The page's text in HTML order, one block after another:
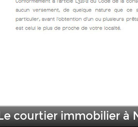
courtier immobilier à